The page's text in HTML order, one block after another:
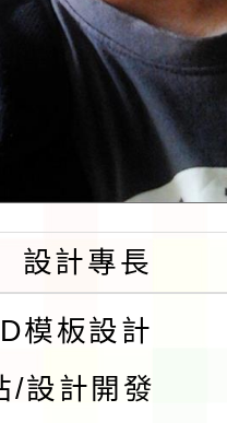
設計專長
模板設計
/設計開發